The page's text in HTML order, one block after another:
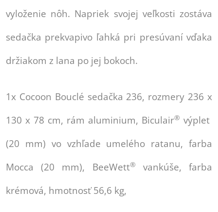
vyloženie nôh. Napriek svojej veľkosti zostáva
sedačka prekvapivo ľahká pri presúvaní vďaka
držiakom z lana po jej bokoch.
1x Cocoon Bouclé sedačka 236, rozmery 236 x
130 x 78 cm, rám aluminium, Biculair® výplet
(20 mm) vo vzhľade umelého ratanu, farba
Mocca (20 mm), BeeWett®
vankúše, farba
krémová, hmotnosť 56,6 kg,